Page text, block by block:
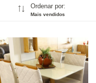
Ordenar por:
Mais vendidos